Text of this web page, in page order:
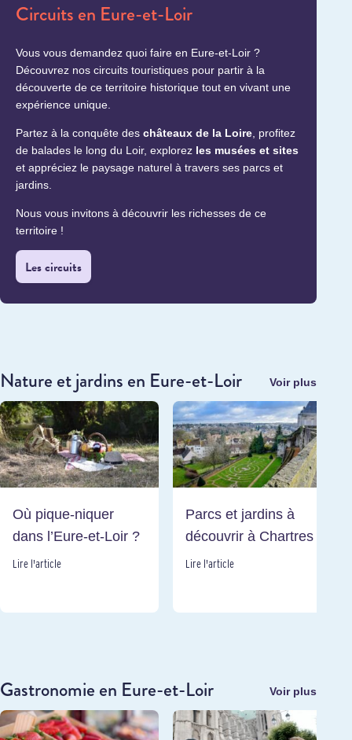
Circuits en Eure-et-Loir
Vous vous demandez quoi faire en Eure-et-Loir ?
Découvrez nos circuits touristiques pour partir à la
découverte de ce territoire historique tout en vivant une
expérience unique.
Partez à la conquête des châteaux de la Loire, profitez
de balades le long du Loir, explorez les musées et sites
et appréciez le paysage naturel à travers ses parcs et
jardins.
Nous vous invitons à découvrir les richesses de ce
territoire !
Les circuits
Nature et jardins en Eure-et-Loir Voir plus
Où pique-niquer
dans l’Eure-et-Loir ?
Lire l'article
Parcs et jardins à
découvrir à Chartres
Lire l'article
Gastronomie en Eure-et-Loir Voir plus